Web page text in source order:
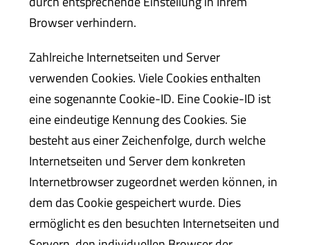
Browser verhindern.
Zahlreiche Internetseiten und Server
verwenden Cookies. Viele Cookies enthalten
eine sogenannte Cookie-ID. Eine Cookie-ID ist
eine eindeutige Kennung des Cookies. Sie
besteht aus einer Zeichenfolge, durch welche
Internetseiten und Server dem konkreten
Internetbrowser zugeordnet werden können, in
dem das Cookie gespeichert wurde. Dies
ermöglicht es den besuchten Internetseiten und